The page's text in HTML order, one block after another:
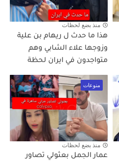
منذ بضع لحظات
هذا ما حدث ل ريهام بن علية
وزوجها علاء الشابي وهم
متواجدون في ايران لحظة
منوعات
منذ بضع لحظات
عمار الجمل بعثولي تصاور